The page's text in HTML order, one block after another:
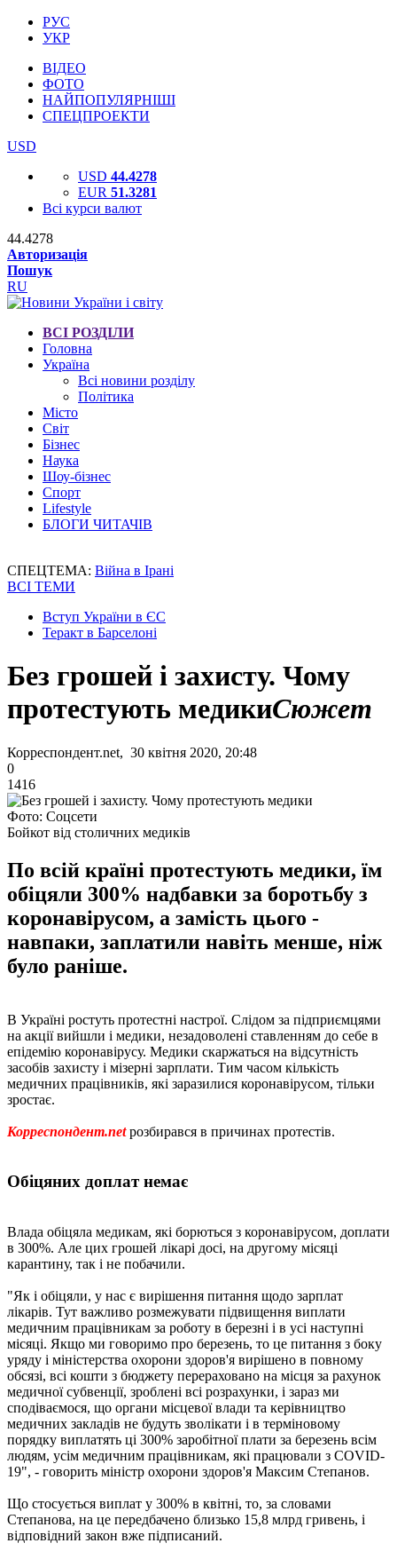
РУС
УКР
ВІДЕО
ФОТО
НАЙПОПУЛЯРНІШІ
СПЕЦПРОЕКТИ
USD
USD 44.4278
EUR 51.3281
Всі курси валют
44.4278
Авторизація
Пошук
RU
ВСІ РОЗДІЛИ
Головна
Україна
Всі новини розділу
Політика
Місто
Світ
Бізнес
Наука
Шоу-бізнес
Спорт
Lifestyle
БЛОГИ ЧИТАЧІВ
СПЕЦТЕМА: Війна в Ірані
ВСІ ТЕМИ
Вступ України в ЄС
Теракт в Барселоні
Без грошей і захисту. Чому
протестують медикиСюжет
Корреспондент.net, 30 квітня 2020, 20:48
0
1416
Фото: Соцсети
Бойкот від столичних медиків
По всій країні протестують медики, їм
обіцяли 300% надбавки за боротьбу з
коронавірусом, а замість цього -
навпаки, заплатили навіть менше, ніж
було раніше.
В Україні ростуть протестні настрої. Слідом за підприємцями
на акції вийшли і медики, незадоволені ставленням до себе в
епідемію коронавірусу. Медики скаржаться на відсутність
засобів захисту і мізерні зарплати. Тим часом кількість
медичних працівників, які заразилися коронавірусом, тільки
зростає.
Корреспондент.netрозбирався в причинах протестів.
Обіцяних доплат немає
Влада обіцяла медикам, які борються з коронавірусом, доплати
в 300%. Але цих грошей лікарі досі, на другому місяці
карантину, так і не побачили.
"Як і обіцяли, у нас є вирішення питання щодо зарплат
лікарів. Тут важливо розмежувати підвищення виплати
медичним працівникам за роботу в березні і в усі наступні
місяці. Якщо ми говоримо про березень, то це питання з боку
уряду і міністерства охорони здоров'я вирішено в повному
обсязі, всі кошти з бюджету перераховано на місця за рахунок
медичної субвенції, зроблені всі розрахунки, і зараз ми
сподіваємося, що органи місцевої влади та керівництво
медичних закладів не будуть зволікати і в терміновому
порядку виплатять ці 300% заробітної плати за березень всім
людям, усім медичним працівникам, які працювали з COVID-
19", - говорить міністр охорони здоров'я Максим Степанов.
Що стосується виплат у 300% в квітні, то, за словами
Степанова, на це передбачено близько 15,8 млрд гривень, і
відповідний закон вже підписаний.